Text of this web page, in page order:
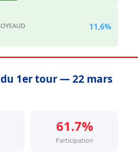
11,6%
1er tour — 22 mars
61.7%
Participation